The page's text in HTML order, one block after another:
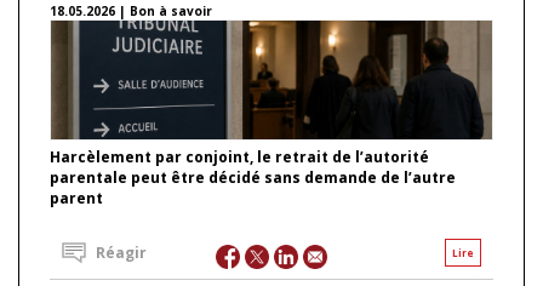
18.05.2026 | Bon à savoir
Harcèlement par conjoint, le retrait de l’autorité
parentale peut être décidé sans demande de l’autre
parent
Lire
Réagir